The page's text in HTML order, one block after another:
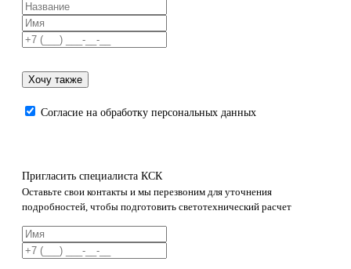
Хочу также
Согласие на обработку персональных данных
Пригласить специалиста КСК
Оставьте свои контакты и мы перезвоним для уточнения
подробностей, чтобы подготовить светотехнический расчет